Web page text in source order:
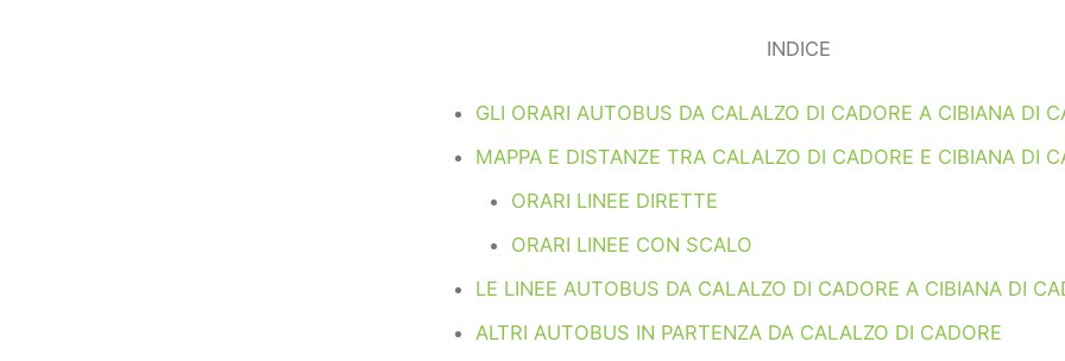
INDICE
GLI ORARI AUTOBUS DA CALALZO DI CADORE A CIBIANA DI
MAPPA E DISTANZE TRA CALALZO DI CADORE E CIBIANA DI
ORARI LINEE DIRETTE
ORARI LINEE CON SCALO
LE LINEE AUTOBUS DA CALALZO DI CADORE A CIBIANA DI
ALTRI AUTOBUS IN PARTENZA DA CALALZO DI CADORE